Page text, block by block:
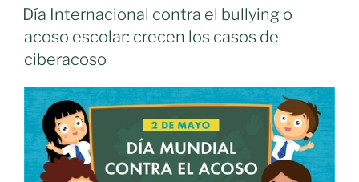
EL
Día Internacional contra el bullying o
acoso escolar: crecen los casos de
ciberacoso